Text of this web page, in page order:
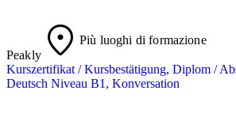
Peakly
Più luoghi di formazione
Kurszertifikat / Kursbestätigung, Diplom /
Deutsch Niveau B1, Konversation